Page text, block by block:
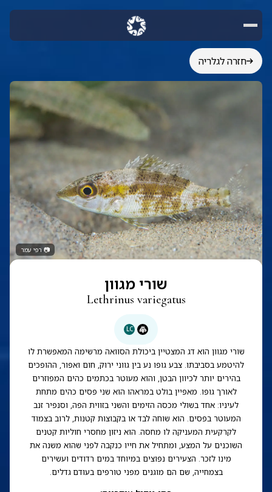
חזרה לגלריה
📷 רפי עמר
שורי מגוון
Lethrinus variegatus
LC
שורי מגוון הוא דג המצטיין ביכולת הסוואה מרשימה המאפשרת לו
להיטמע בסביבתו. צבע גופו נע בין גווני ירוק, חום ואפור, ההופכים
בהירים יותר לכיוון הבטן, והוא מעוטר בכתמים כהים המפוזרים
לאורך גופו. מאפיין בולט במראהו הוא שני פסים כהים מתחת
לעיניו: אחד בשולי מכסה הזימים והשני בזווית הפה, וסנפיר זנב
המעוטר בפסים. הוא שוחה לבד או בקבוצות קטנות, לרוב בצמוד
לקרקעית המעניקה לו מחסה. הוא ניזון מחסרי חוליות קטנים
השוכנים על המצע, ומתחיל את חייו כנקבה לפני שהוא משנה את
מינו לזכר. הצעירים נפוצים במיוחד במים רדודים ועשירים
בצמחייה, שם הם מוגנים מפני טורפים בעודם גדלים.